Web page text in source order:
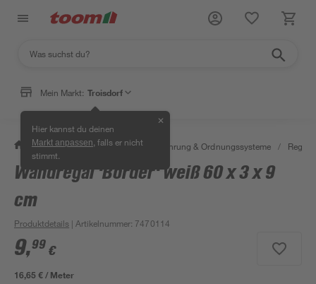
Mein Markt: Troisdorf
Hier kannst du deinen
Markt anpassen , falls er nicht
stimmt.
✕
/ Wohnen & Haushalt / Aufbewahrung & Ordnungssysteme / Regale
Wandregal 'Border' weiß 60 x 3 x 9
cm
Produktdetails | Artikelnummer: 7470114
9,99 €
16,65 € / Meter